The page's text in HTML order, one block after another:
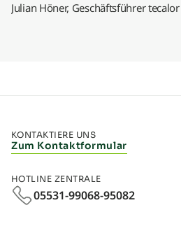
Julian Höner, Geschäftsführer tecalor
KONTAKTIERE UNS
Zum Kontaktformular
HOTLINE ZENTRALE
05531-99068-95082